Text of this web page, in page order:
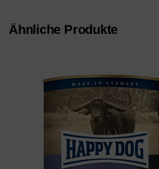
Ähnliche Produkte